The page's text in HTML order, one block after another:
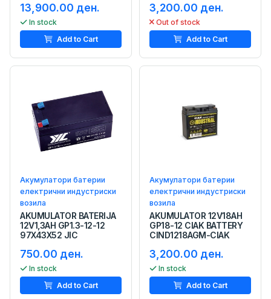
13,900.00 ден.
In stock
Add to Cart
3,200.00 ден.
Out of stock
Add to Cart
Акумулатори батерии
електрични индустриски
возила
AKUMULATOR BATERIJA
12V1,3AH GP1.3-12-12
97X43X52 JIC
750.00 ден.
In stock
Add to Cart
Акумулатори батерии
електрични индустриски
возила
AKUMULATOR 12V18AH
GP18-12 CIAK BATTERY
CIND1218AGM-CIAK
3,200.00 ден.
In stock
Add to Cart